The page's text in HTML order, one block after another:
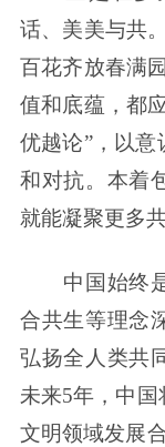
话、美美与共
百花齐放春满
值和底蕴，都
优越论”，以
和对抗。本着
就能凝聚更多
中国始终是
合共生等理念
弘扬全人类共
未来5年，中国
文明领域发展